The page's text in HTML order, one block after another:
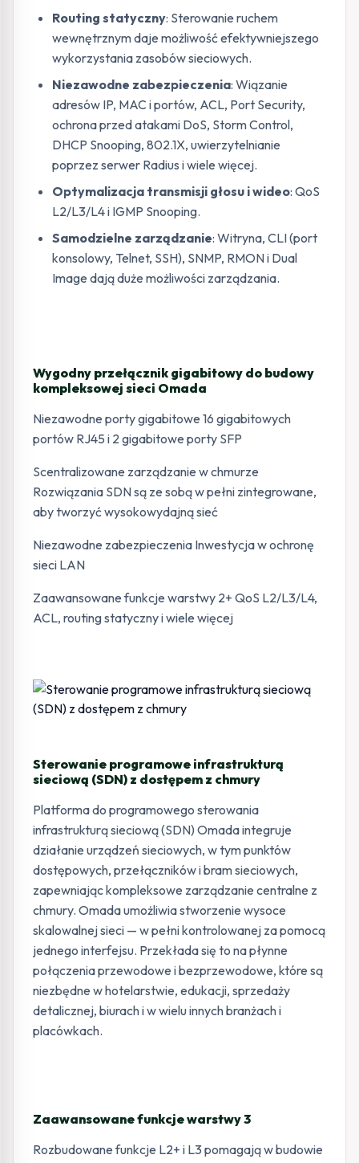
Routing statyczny: Sterowanie ruchem
wewnętrznym daje możliwość efektywniejszego
wykorzystania zasobów sieciowych.
Niezawodne zabezpieczenia: Wiązanie
adresów IP, MAC i portów, ACL, Port Security,
ochrona przed atakami DoS, Storm Control,
DHCP Snooping, 802.1X, uwierzytelnianie
poprzez serwer Radius i wiele więcej.
Optymalizacja transmisji głosu i wideo: QoS
L2/L3/L4 i IGMP Snooping.
Samodzielne zarządzanie: Witryna, CLI (port
konsolowy, Telnet, SSH), SNMP, RMON i Dual
Image dają duże możliwości zarządzania.
Wygodny przełącznik gigabitowy do budowy
kompleksowej sieci Omada
Niezawodne porty gigabitowe 16 gigabitowych
portów RJ45 i 2 gigabitowe porty SFP
Scentralizowane zarządzanie w chmurze
Rozwiązania SDN są ze sobą w pełni zintegrowane,
aby tworzyć wysokowydajną sieć
Niezawodne zabezpieczenia Inwestycja w ochronę
sieci LAN
Zaawansowane funkcje warstwy 2+ QoS L2/L3/L4,
ACL, routing statyczny i wiele więcej
Sterowanie programowe infrastrukturą
sieciową (SDN) z dostępem z chmury
Platforma do programowego sterowania
infrastrukturą sieciową (SDN) Omada integruje
działanie urządzeń sieciowych, w tym punktów
dostępowych, przełączników i bram sieciowych,
zapewniając kompleksowe zarządzanie centralne z
chmury. Omada umożliwia stworzenie wysoce
skalowalnej sieci — w pełni kontrolowanej za pomocą
jednego interfejsu. Przekłada się to na płynne
połączenia przewodowe i bezprzewodowe, które są
niezbędne w hotelarstwie, edukacji, sprzedaży
detalicznej, biurach i w wielu innych branżach i
placówkach.
Zaawansowane funkcje warstwy 3
Rozbudowane funkcje L2+ i L3 pomagają w budowie